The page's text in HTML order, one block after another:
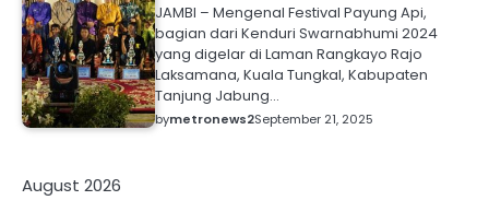
JAMBI – Mengenal Festival Payung Api,
bagian dari Kenduri Swarnabhumi 2024
yang digelar di Laman Rangkayo Rajo
Laksamana, Kuala Tungkal, Kabupaten
Tanjung Jabung…
bymetronews2September 21, 2025
August 2026